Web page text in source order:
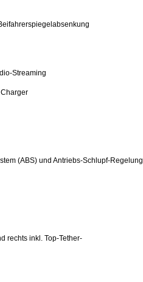
Streaming
(ABS) und Antriebs-Schlupf-Regelung
rechts inkl. Top-Tether-